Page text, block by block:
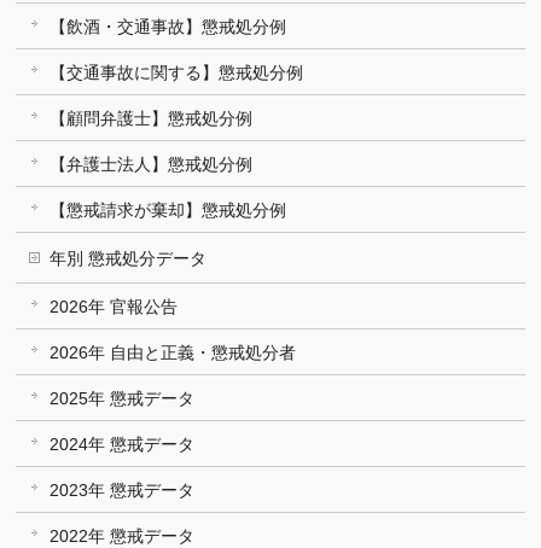
【飲酒・交通事故】懲戒処分例
【交通事故に関する】懲戒処分例
【顧問弁護士】懲戒処分例
【弁護士法人】懲戒処分例
【懲戒請求が棄却】懲戒処分例
年別 懲戒処分データ
2026年 官報公告
2026年 自由と正義・懲戒処分者
2025年 懲戒データ
2024年 懲戒データ
2023年 懲戒データ
2022年 懲戒データ